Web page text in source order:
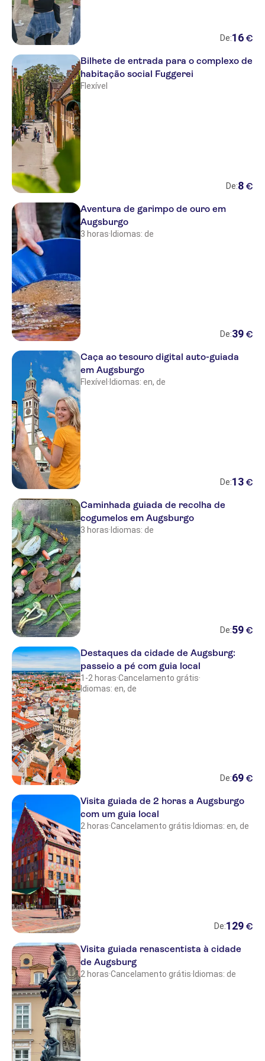
De:16 €
Bilhete de entrada para o complexo de
habitação social Fuggerei
Flexível
De:8 €
Aventura de garimpo de ouro em
Augsburgo
3 horas· Idiomas: de
De:39 €
Caça ao tesouro digital auto-guiada
em Augsburgo
Flexível · Idiomas: en, de
De:13 €
Caminhada guiada de recolha de
cogumelos em Augsburgo
3 horas· Idiomas: de
De:59 €
Destaques da cidade de Augsburg:
passeio a pé com guia local
1-2 horas·Cancelamento grátis·
Idiomas: en, de
De:69 €
Visita guiada de 2 horas a Augsburgo
com um guia local
2 horas·Cancelamento grátis· Idiomas: en, de
De:129 €
Visita guiada renascentista à cidade
de Augsburg
2 horas·Cancelamento grátis· Idiomas: de